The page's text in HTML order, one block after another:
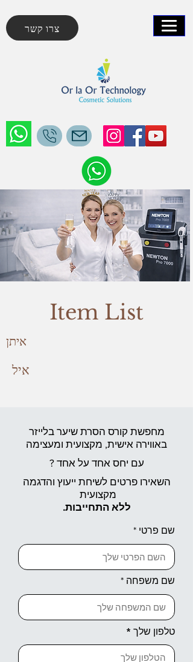
צרו קשר
Item List
איתן
איל
מחפשת קורס הסרת שיער בלייזר
באווירה אישית, מקצועית ומעצימה
עם יחס אחד על אחד ?
השאירו פרטים לשיחת ייעוץ והדגמה
מקצועית
ללא התחייבות.
שם פרטי
שם משפחה
טלפון שלך